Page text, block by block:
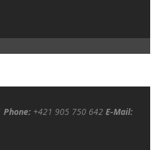
Phone: +421 905 750 642 E-Mail: